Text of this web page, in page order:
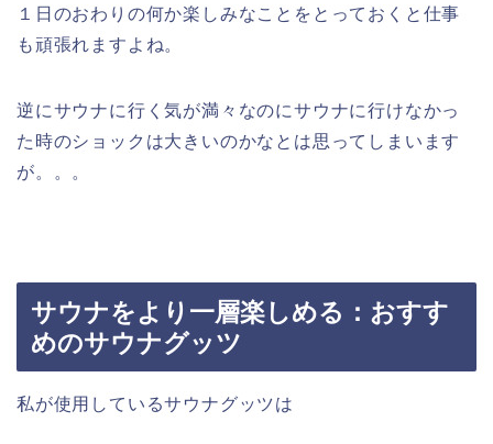
１日のおわりの何か楽しみなことをとっておくと仕事
も頑張れますよね。
逆にサウナに行く気が満々なのにサウナに行けなかっ
た時のショックは大きいのかなとは思ってしまいます
が。。。
サウナをより一層楽しめる：おすす
めのサウナグッツ
私が使用しているサウナグッツは